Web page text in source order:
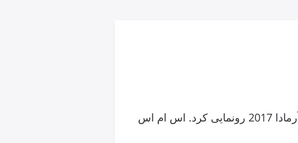
نیسان قبل از نمایشگاه خودروی شیکاگو 2016 در ماه جاری، به طور رسمی از نیسان آرمادا 2017 رونمایی کرد. اس ام اس